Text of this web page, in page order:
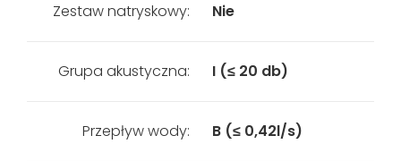
Zestaw natryskowy: Nie
Grupa akustyczna: I (≤ 20 db)
Przepływ wody: B (≤ 0,42l/s)